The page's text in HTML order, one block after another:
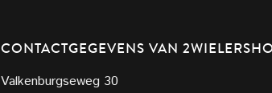
CONTACTGEGEVENS VAN
Valkenburgseweg 30